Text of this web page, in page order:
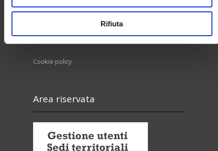
Rifiuta
Cookie policy
Area riservata